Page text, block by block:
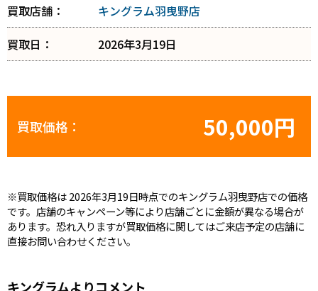
買取店舗：
キングラム羽曳野店
買取日：
2026年3月19日
買取価格： 50,000円
※買取価格は 2026年3月19日時点でのキングラム羽曳野店での価格
です。店舗のキャンペーン等により店舗ごとに金額が異なる場合が
あります。恐れ入りますが買取価格に関してはご来店予定の店舗に
直接お問い合わせください。
キングラムよりコメント